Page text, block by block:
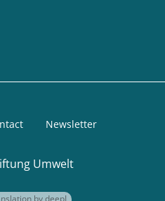
Umwelt
Newsletter
by deepL